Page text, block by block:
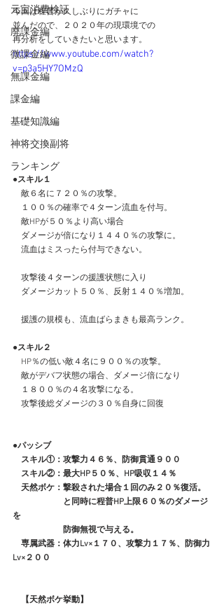
元宝消費検証
廃課金編
微課金編
無課金編
課金編
基礎知識編
神将交換副将
ランキング
今回は程普が久しぶりにガチャに
並んだので、２０２０年の現環境での
再分析をしていきたいと思います。
https://www.youtube.com/watch?
v=p3a5HY7OMzQ
●スキル１
敵６名に７２０％の攻撃。
１００％の確率で４ターン流血を付与。
敵HPが５０％より高い場合
ダメージが倍になり１４４０％の攻撃に。
流血はミスったら付与できない。
攻撃後４ターンの援護状態に入り
ダメージカット５０％、反射１４０％増加。
援護の規模も、流血ばらまきも最高ランク。
●スキル２
HP％の低い敵４名に９００％の攻撃。
敵がデバフ状態の場合、ダメージ倍になり
１８００％の４名攻撃になる。
攻撃後総ダメージの３０％自身に回復
●パッシブ
スキル①：攻撃力４６％、防御貫通９００
スキル②：最大HP５０％、HP吸収１４％
天然ボケ：撃殺された場合１回のみ２０％復活。
と同時に程普HP上限６０％のダメージ
を
防御無視で与える。
専属武器：体力Lv×１７０、攻撃力１７％、防御力
Lv×２００
【天然ボケ挙動】